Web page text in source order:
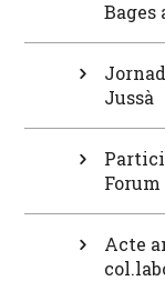
Bages
Jussà
Acte